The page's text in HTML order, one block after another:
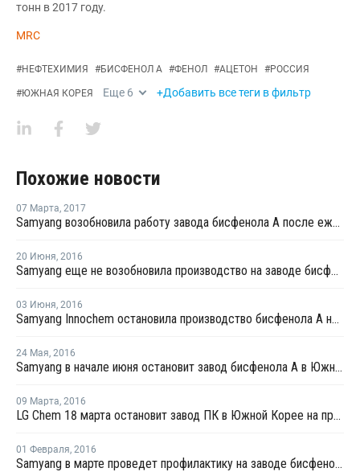
тонн в 2017 году.
MRC
#НЕФТЕХИМИЯ #БИСФЕНОЛ А #ФЕНОЛ #АЦЕТОН #РОССИЯ
#ЮЖНАЯ КОРЕЯ Еще 6 +Добавить все теги в фильтр
Похожие новости
07 Марта, 2017
Samyang возобновила работу завода бисфенола А после ежегодной профилактики
20 Июня, 2016
Samyang еще не возобновила производство на заводе бисфенола А в Южной Корее
03 Июня, 2016
Samyang Innochem остановила производство бисфенола А на заводе в Южной Корее на профилактику
24 Мая, 2016
Samyang в начале июня остановит завод бисфенола А в Южной Корее на профилактику
09 Марта, 2016
LG Chem 18 марта остановит завод ПК в Южной Корее на профилактику
01 Февраля, 2016
Samyang в марте проведет профилактику на заводе бисфенола А в Южной Корее